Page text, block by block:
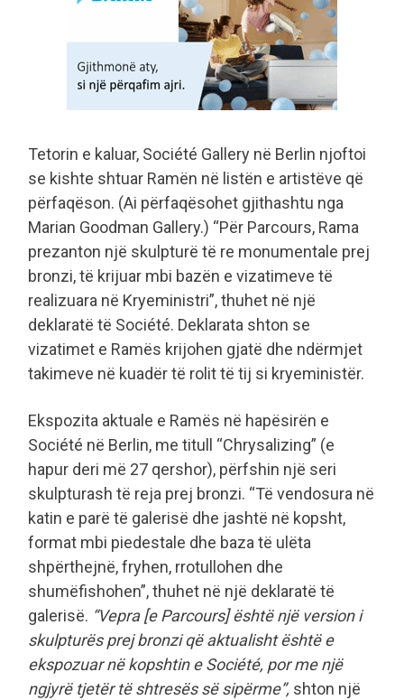
Tetorin e kaluar, Société Gallery në Berlin njoftoi
se kishte shtuar Ramën në listën e artistëve që
përfaqëson. (Ai përfaqësohet gjithashtu nga
Marian Goodman Gallery.) “Për Parcours, Rama
prezanton një skulpturë të re monumentale prej
bronzi, të krijuar mbi bazën e vizatimeve të
realizuara në Kryeministri”, thuhet në një
deklaratë të Société. Deklarata shton se
vizatimet e Ramës krijohen gjatë dhe ndërmjet
takimeve në kuadër të rolit të tij si kryeministër.
Ekspozita aktuale e Ramës në hapësirën e
Société në Berlin, me titull “Chrysalizing” (e
hapur deri më 27 qershor), përfshin një seri
skulpturash të reja prej bronzi. “Të vendosura në
katin e parë të galerisë dhe jashtë në kopsht,
format mbi piedestale dhe baza të ulëta
shpërthejnë, fryhen, rrotullohen dhe
shumëfishohen”, thuhet në një deklaratë të
galerisë. “Vepra [e Parcours] është një version i
skulpturës prej bronzi që aktualisht është e
ekspozuar në kopshtin e Société, por me një
ngjyrë tjetër të shtresës së sipërme”, shton një